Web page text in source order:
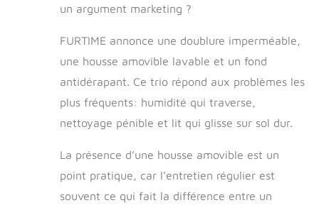
peut empêcher
liquide de pénétrer
Un design
antidérapant au
fond ne glisse pas
facilement et
maintient le lit
Lavage et
entretien en
lavable pour chien
un argument marketing ?
FURTIME annonce une doublure imperméable,
une housse amovible lavable et un fond
antidérapant. Ce trio répond aux problèmes les
plus fréquents: humidité qui traverse,
nettoyage pénible et lit qui glisse sur sol dur.
La présence d’une housse amovible est un
point pratique, car l’entretien régulier est
souvent ce qui fait la différence entre un